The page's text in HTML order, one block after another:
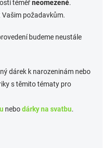
téměřneomezené.
požadavkům.
budeme neustále
dárek k narozeninám nebo
s těmito tématy pro
nebodárky na svatbu.